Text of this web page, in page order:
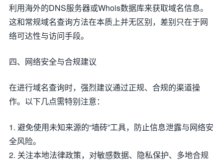
利用海外的DNS服务器或Whois数据库来获取域名信息。
这和常规域名查询方法在本质上并无区别，差别只在于网
络可达性与访问手段。
四、网络安全与合规建议
在进行域名查询时，强烈建议通过正规、合规的渠道操
作。以下几点需特别注意：
1. 避免使用未知来源的“墙砖”工具，防止信息泄露与网络安
全风险。
2. 关注本地法律政策，对敏感数据、隐私保护、多地合规